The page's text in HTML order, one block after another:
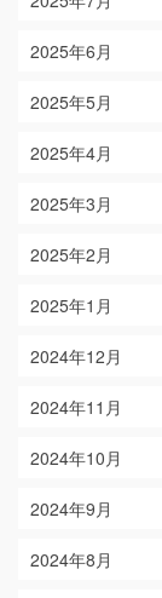
2025年6月
2025年5月
2025年4月
2025年3月
2025年2月
2025年1月
2024年12月
2024年11月
2024年10月
2024年9月
2024年8月